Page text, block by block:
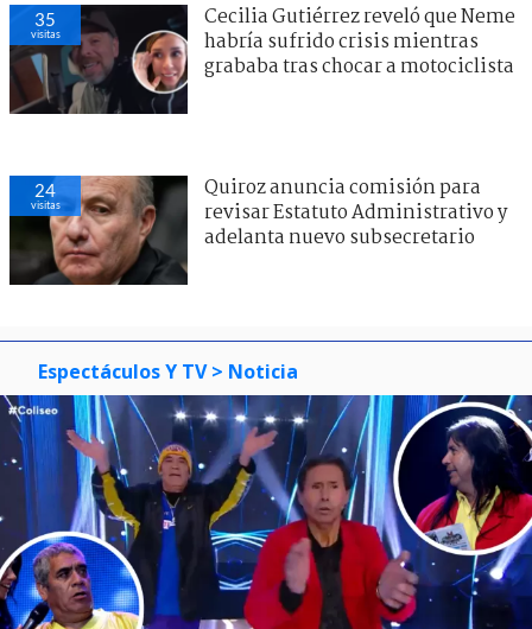
35
visitas
Cecilia Gutiérrez reveló que Neme
habría sufrido crisis mientras
grababa tras chocar a motociclista
24
visitas
Quiroz anuncia comisión para
revisar Estatuto Administrativo y
adelanta nuevo subsecretario
Espectáculos Y TV > Noticia